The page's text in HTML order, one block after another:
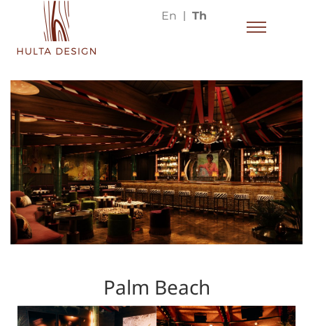
En Th
Palm Beach